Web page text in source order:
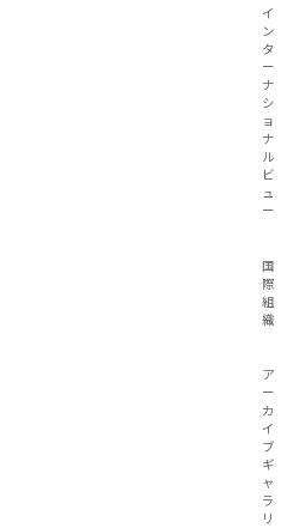
イ
ン
タ
ー
ナ
シ
ョ
ナ
ル
ビ
ュ
ー
国
際
組
織
ア
ー
カ
イ
ブ
ギ
ャ
ラ
リ